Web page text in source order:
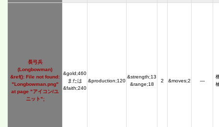
長弓兵
(Longbowman)
&ref(): File not found:
"Longbowman.png"
at page "アイコン/ユ
ニット";
&gold;460
または
&faith;240
&production;120
&strength;13
&range;18
2 &moves;2 ―